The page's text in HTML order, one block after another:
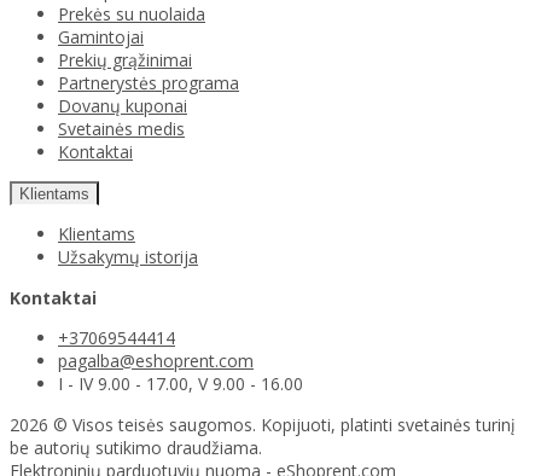
Prekės su nuolaida
Gamintojai
Prekių grąžinimai
Partnerystės programa
Dovanų kuponai
Svetainės medis
Kontaktai
Klientams
Klientams
Užsakymų istorija
Kontaktai
+37069544414
pagalba@eshoprent.com
I - IV 9.00 - 17.00, V 9.00 - 16.00
2026 © Visos teisės saugomos. Kopijuoti, platinti svetainės turinį
be autorių sutikimo draudžiama.
Elektroninių parduotuvių nuoma - eShoprent.com